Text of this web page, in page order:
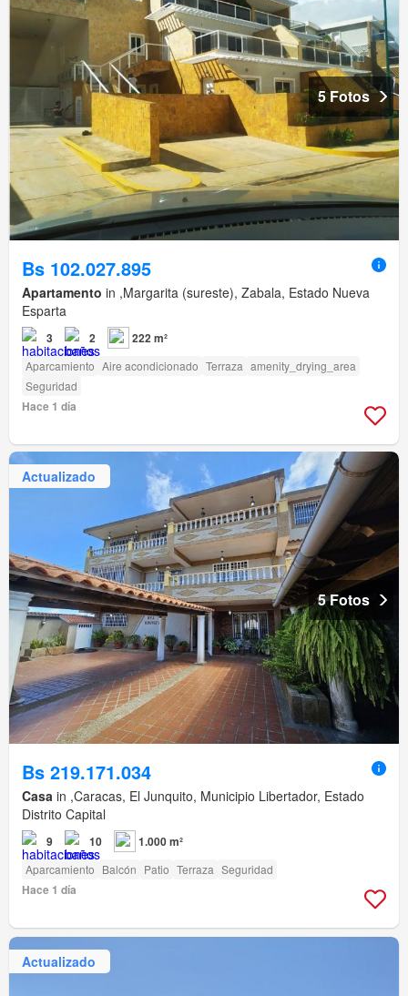
5 Fotos
Bs 102.027.895
Apartamento in ,Margarita (sureste), Zabala, Estado Nueva
Esparta
3 2 222 m²
Aparcamiento Aire acondicionado Terraza amenity_drying_area
Seguridad
Hace 1 día
Actualizado
5 Fotos
Bs 219.171.034
Casa in ,Caracas, El Junquito, Municipio Libertador, Estado
Distrito Capital
9 10 1.000 m²
Aparcamiento Balcón Patio Terraza Seguridad
Hace 1 día
Actualizado